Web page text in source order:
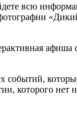
всю
афиша
событий,
которого нет